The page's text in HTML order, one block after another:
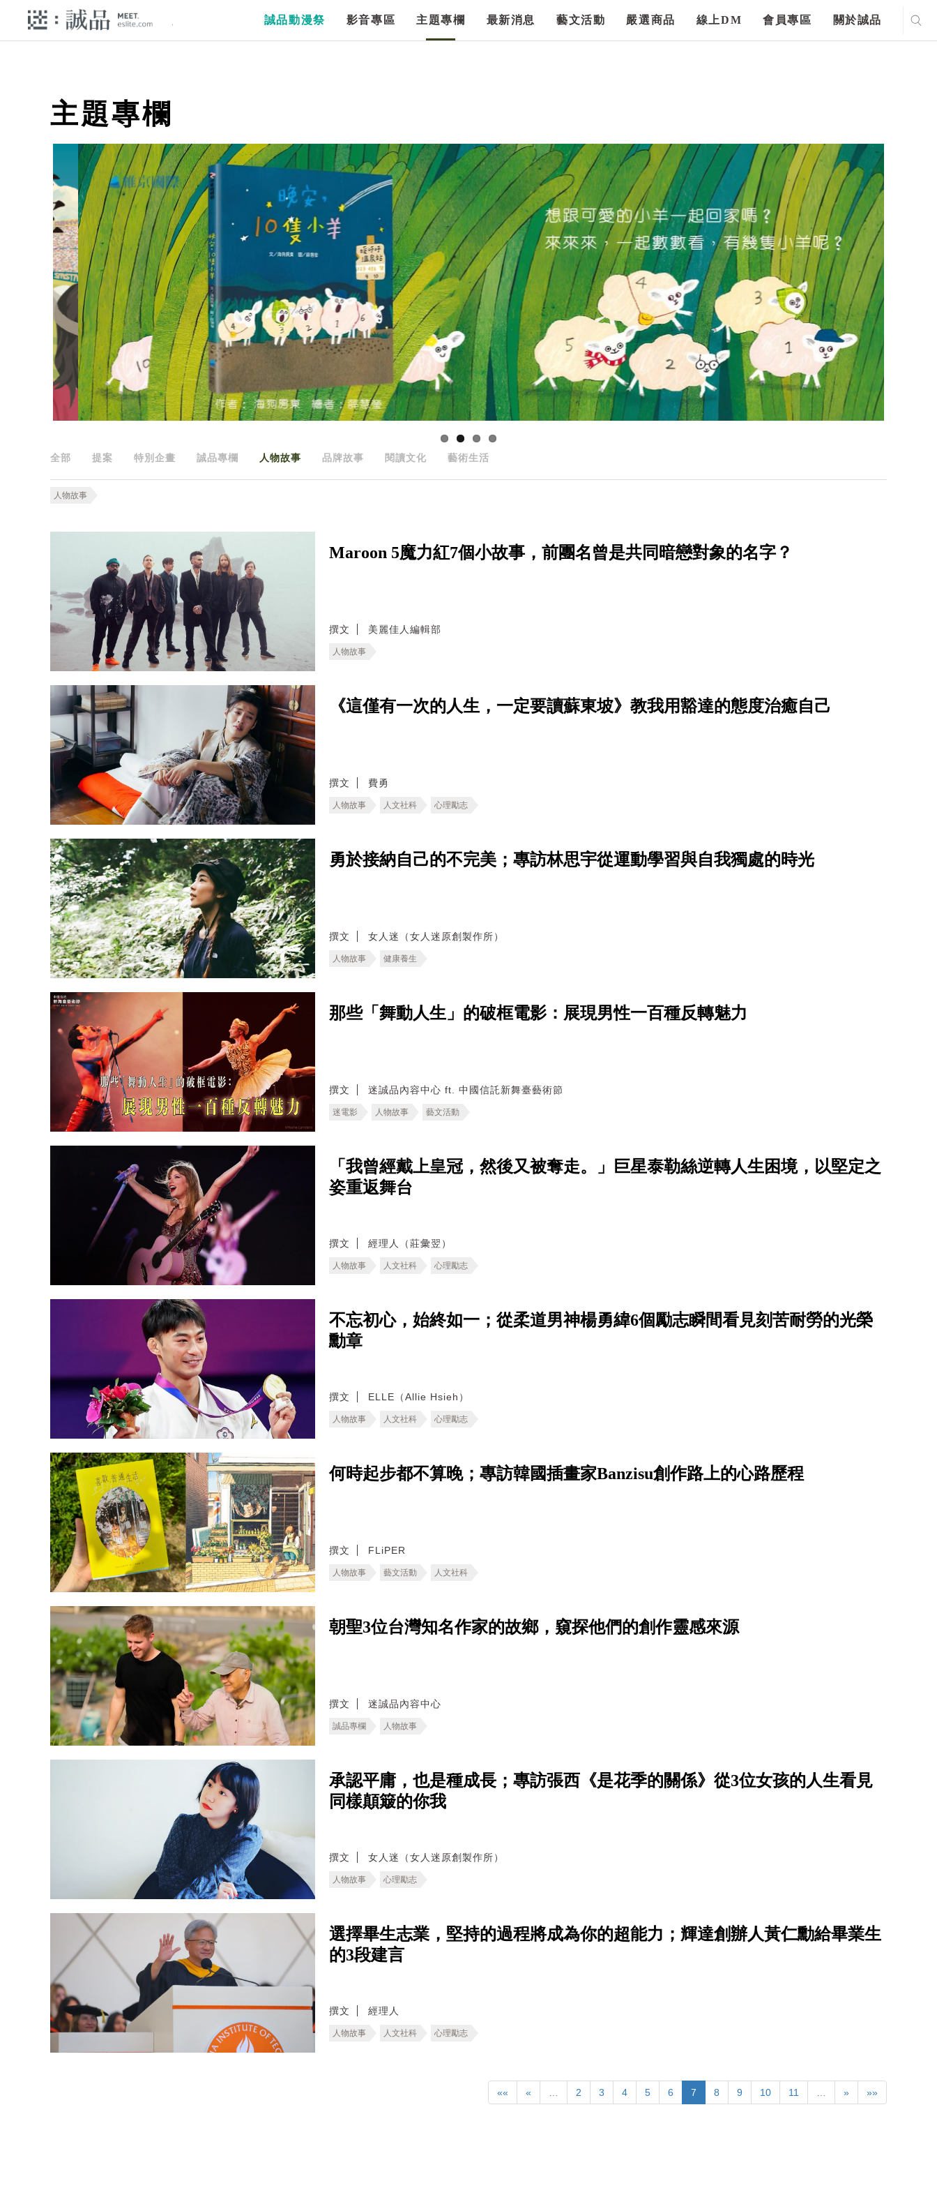
誠品動漫祭 影音專區 主題專欄 最新消息 藝文活動 嚴選商品 線上DM 會員專區 關於誠品
主題專欄
全部 提案 特別企畫 誠品專欄 人物故事 品牌故事 閱讀文化 藝術生活
人物故事
Maroon 5魔力紅7個小故事，前團名曾是共同暗戀對象的名字？
撰文 美麗佳人編輯部
人物故事
《這僅有一次的人生，一定要讀蘇東坡》教我用豁達的態度治癒自己
撰文 費勇
人物故事 人文社科 心理勵志
勇於接納自己的不完美；專訪林思宇從運動學習與自我獨處的時光
撰文 女人迷（女人迷原創製作所）
人物故事 健康養生
那些「舞動人生」的破框電影：展現男性一百種反轉魅力
撰文 迷誠品內容中心 ft. 中國信託新舞臺藝術節
迷電影 人物故事 藝文活動
「我曾經戴上皇冠，然後又被奪走。」巨星泰勒絲逆轉人生困境，以堅定之
姿重返舞台
撰文 經理人（莊彙翌）
人物故事 人文社科 心理勵志
不忘初心，始終如一；從柔道男神楊勇緯6個勵志瞬間看見刻苦耐勞的光榮
勳章
撰文 ELLE（Allie Hsieh）
人物故事 人文社科 心理勵志
何時起步都不算晚；專訪韓國插畫家Banzisu創作路上的心路歷程
撰文 FLiPER
人物故事 藝文活動 人文社科
朝聖3位台灣知名作家的故鄉，窺探他們的創作靈感來源
撰文 迷誠品內容中心
誠品專欄 人物故事
承認平庸，也是種成長；專訪張西《是花季的關係》從3位女孩的人生看見
同樣顛簸的你我
撰文 女人迷（女人迷原創製作所）
人物故事 心理勵志
選擇畢生志業，堅持的過程將成為你的超能力；輝達創辦人黃仁勳給畢業生
的3段建言
撰文 經理人
人物故事 人文社科 心理勵志
«« « … 2 3 4 5 6 7 8 9 10 11 … » »»